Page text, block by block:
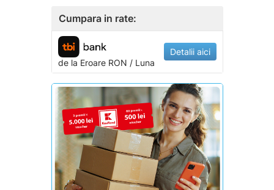
Cumpara in rate:
de la EroareRON / Luna
Detalii aici